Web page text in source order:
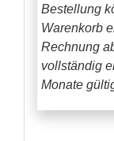
Bestellung
Warenkorb
Rechnung
vollständig
Monate